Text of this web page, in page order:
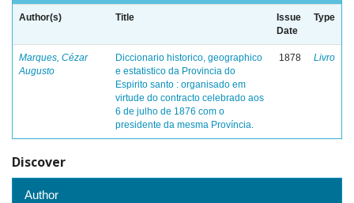
Author(s) Title
Issue
Date
Type
Marques, Cézar
Augusto
Diccionario historico, geographico
e estatistico da Provincia do
Espirito santo : organisado em
virtude do contracto celebrado aos
6 de julho de 1876 com o
presidente da mesma Província.
1878 Livro
Discover
Author